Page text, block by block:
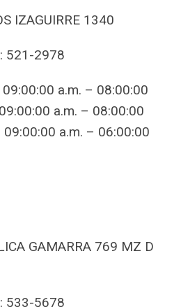
IZAGUIRRE 1340
521-2978
09:00:00 a.m. – 08:00:00
a.m. – 08:00:00
09:00:00 a.m. – 06:00:00
GAMARRA 769 MZ D
533-5678